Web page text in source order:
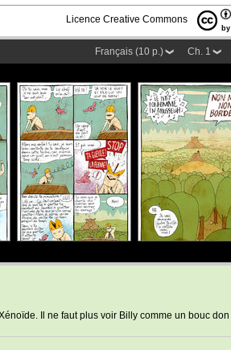
Licence Creative Commons
by
Ch. 1
Français (10 p.)
Il ne faut plus voir Billy comme un bouc don